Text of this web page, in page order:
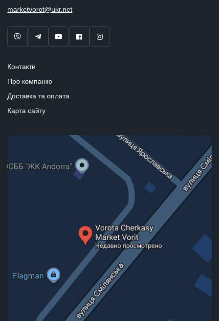
marketvorot@ukr.net
Контакти
Про компанію
Доставка та оплата
Карта сайту